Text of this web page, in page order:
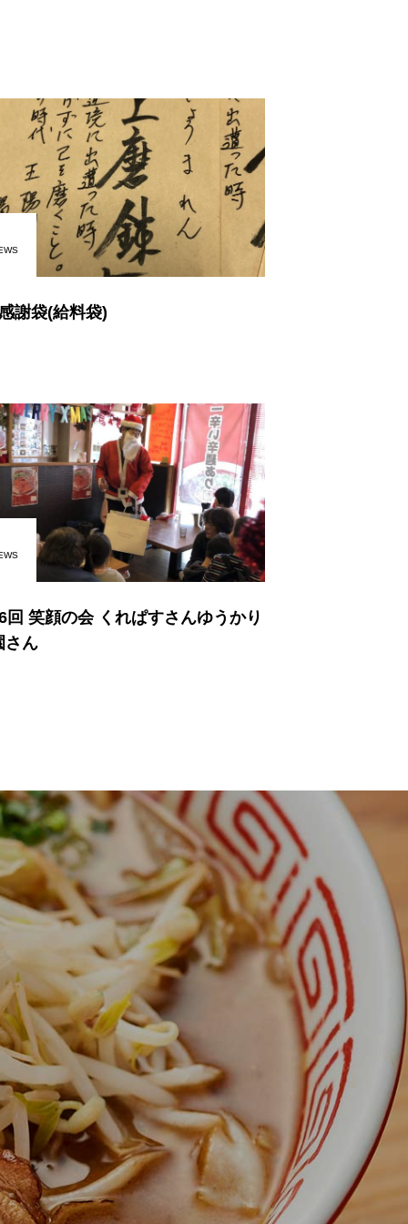
謝袋(給料袋)
回 笑顔の会 くれぱすさんゆうかり
さん